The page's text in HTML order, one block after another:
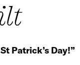
Patrick’s Day!”